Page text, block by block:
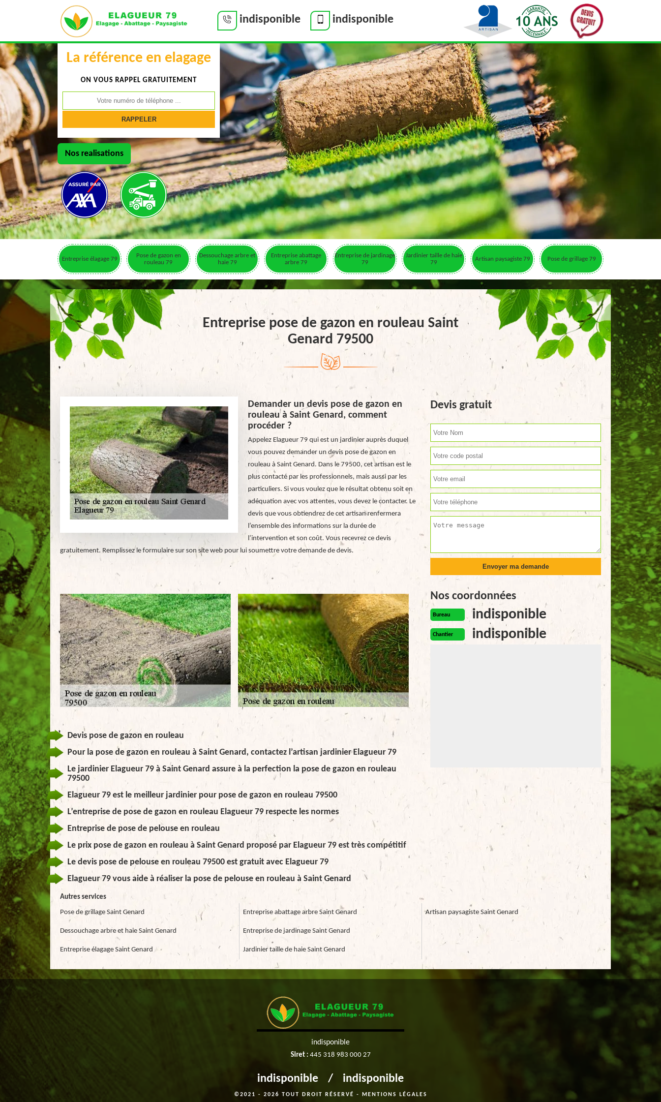
indisponible indisponible
La référence en elagage
ON VOUS RAPPEL GRATUITEMENT
Nos realisations
Entreprise élagage 79
Pose de gazon en
rouleau 79
Dessouchage arbre et
haie 79
Entreprise abattage
arbre 79
Entreprise de jardinage
79
Jardinier taille de haie
79
Artisan paysagiste 79 Pose de grillage 79
Entreprise pose de gazon en rouleau Saint
Genard 79500
Demander un devis pose de gazon en
rouleau à Saint Genard, comment
procéder ?
Appelez Elagueur 79 qui est un jardinier auprès duquel
vous pouvez demander un devis pose de gazon en
rouleau à Saint Genard. Dans le 79500, cet artisan est le
plus contacté par les professionnels, mais aussi par les
particuliers. Si vous voulez que le résultat obtenu soit en
adéquation avec vos attentes, vous devez le contacter. Le
devis que vous obtiendrez de cet artisan renfermera
l’ensemble des informations sur la durée de
l’intervention et son coût. Vous recevrez ce devis
gratuitement. Remplissez le formulaire sur son site web pour lui soumettre votre demande de devis.
Devis pose de gazon en rouleau
Pour la pose de gazon en rouleau à Saint Genard, contactez l’artisan jardinier Elagueur 79
Le jardinier Elagueur 79 à Saint Genard assure à la perfection la pose de gazon en rouleau
79500
Elagueur 79 est le meilleur jardinier pour pose de gazon en rouleau 79500
L’entreprise de pose de gazon en rouleau Elagueur 79 respecte les normes
Entreprise de pose de pelouse en rouleau
Le prix pose de gazon en rouleau à Saint Genard proposé par Elagueur 79 est très compétitif
Le devis pose de pelouse en rouleau 79500 est gratuit avec Elagueur 79
Elagueur 79 vous aide à réaliser la pose de pelouse en rouleau à Saint Genard
Devis gratuit
Nos coordonnées
Bureau indisponible
Chantier indisponible
Autres services
Pose de grillage Saint Genard
Dessouchage arbre et haie Saint Genard
Entreprise élagage Saint Genard
Entreprise abattage arbre Saint Genard
Entreprise de jardinage Saint Genard
Jardinier taille de haie Saint Genard
Artisan paysagiste Saint Genard
indisponible
Siret : 445 318 983 000 27
indisponible / indisponible
©2021 - 2026 TOUT DROIT RÉSERVÉ - MENTIONS LÉGALES